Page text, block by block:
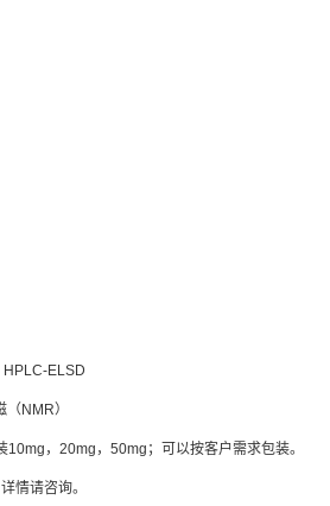
ELSD
NMR）
，20mg，50mg；可以按客户需求包装。
情请咨询。